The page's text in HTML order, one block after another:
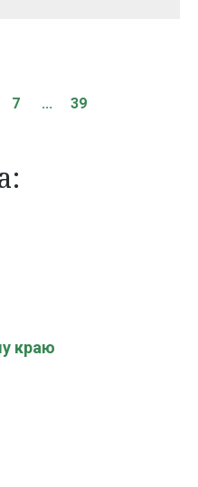
7 ... 39
краю